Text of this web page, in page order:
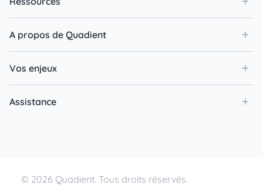
A propos de Quadient
Vos enjeux
Assistance
© 2026 Quadient. Tous droits réservés.